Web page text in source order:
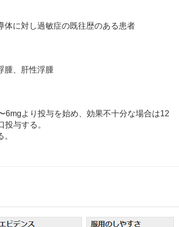
体に対し過敏症の既往歴のある患者
腫、肝性浮腫
6mgより投与を始め、効果不十分な場合は12
与する。
増量すること。